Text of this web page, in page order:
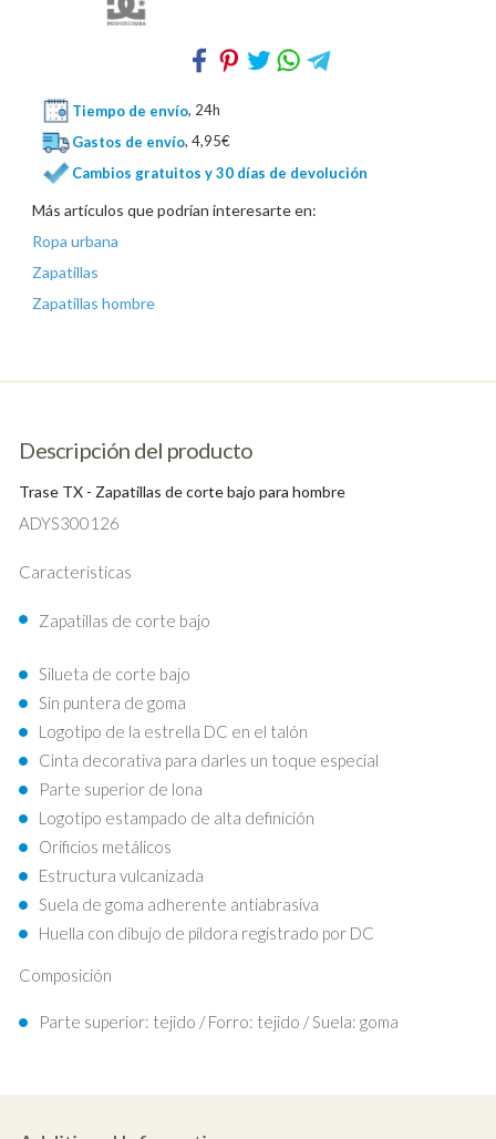
Tiempo de envío, 24h
Gastos de envío, 4,95€
Cambios gratuitos y 30 días de devolución
Más artículos que podrían interesarte en:
Ropa urbana
Zapatillas
Zapatillas hombre
Descripción del producto
Trase TX - Zapatillas de corte bajo para hombre
ADYS300126
Caracteristicas
Zapatillas de corte bajo
Silueta de corte bajo
Sin puntera de goma
Logotipo de la estrella DC en el talón
Cinta decorativa para darles un toque especial
Parte superior de lona
Logotipo estampado de alta definición
Orificios metálicos
Estructura vulcanizada
Suela de goma adherente antiabrasiva
Huella con dibujo de píldora registrado por DC
Composición
Parte superior: tejido / Forro: tejido / Suela: goma